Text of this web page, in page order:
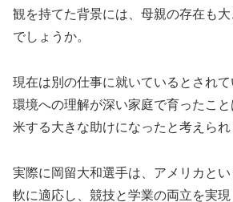
観を持てた背景には、母親の存在も
でしょうか。
現在は別の仕事に就いているとされ
環境への理解が深い家庭で育ったこ
米する大きな助けになったと考えられ
実際に岡留大和選手は、アメリカと
軟に適応し、競技と学業の両立を実現